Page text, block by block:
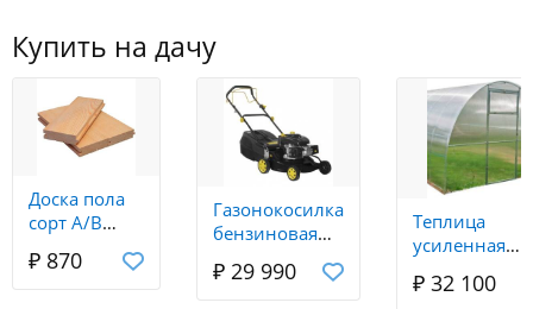
Купить на дачу
Доска пола
сорт А/В
35*135*5800
₽ 870
Газонокосилка
бензиновая
Huter
₽ 29 990
Теплица
усиленная
65 см) 10 м
₽ 32 100